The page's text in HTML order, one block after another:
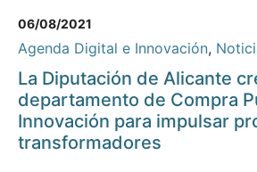
06/08/2021
Agenda Digital e Innovación,
La Diputación de Alicante
departamento de Compra
Innovación para impulsar
transformadores